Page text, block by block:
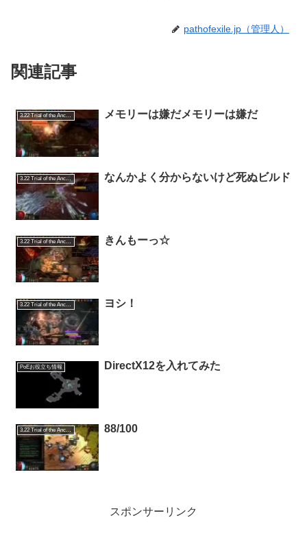
pathofexile.jp（管理人）
関連記事
3.22 Trial of the Ancestors メモリーは嫌だメモリーは嫌だ
3.22 Trial of the Ancestors なんかよく分からないけど死ぬビルド
3.22 Trial of the Ancestors きんもーっ☆
3.22 Trial of the Ancestors ヨシ！
PoEお役立ち情報 DirectX12を入れてみた
3.22 Trial of the Ancestors 88/100
スポンサーリンク